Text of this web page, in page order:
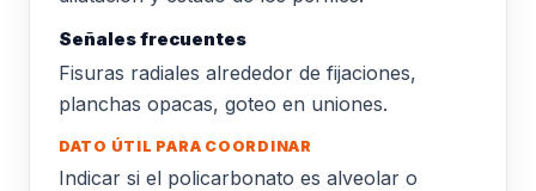
Señales frecuentes
Fisuras radiales alrededor de fijaciones,
planchas opacas, goteo en uniones.
DATO ÚTIL PARA COORDINAR
Indicar si el policarbonato es alveolar o